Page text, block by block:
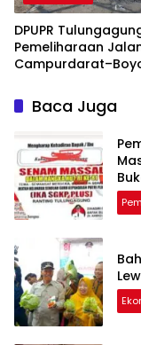
DPUPR
Pemeliharaan
Diperbaiki
Baca Juga